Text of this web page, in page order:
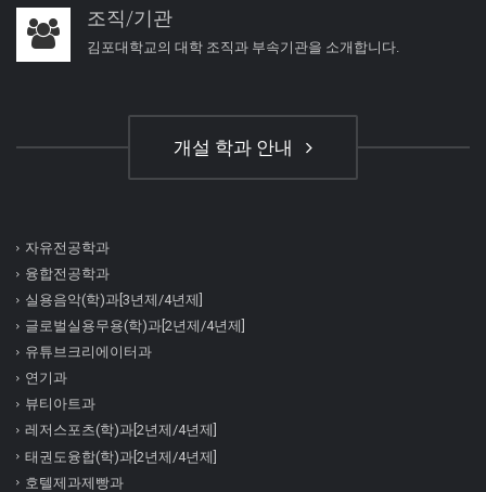
조직/기관
김포대학교의 대학 조직과 부속기관을 소개합니다.
개설 학과 안내
자유전공학과
융합전공학과
실용음악(학)과[3년제/4년제]
글로벌실용무용(학)과[2년제/4년제]
유튜브크리에이터과
연기과
뷰티아트과
레저스포츠(학)과[2년제/4년제]
태권도융합(학)과[2년제/4년제]
호텔제과제빵과